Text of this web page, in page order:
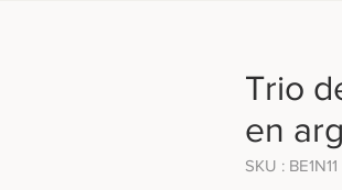
Trio
en
SKU : BE1N11